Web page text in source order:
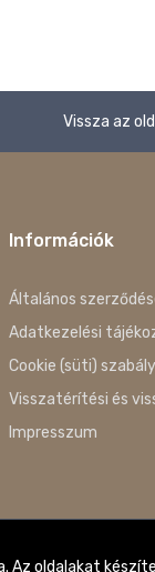
Vissza az
Információk
Általános
Adatkezelési
Cookie (süti)
Visszatérítési és
Impresszum
Az oldalakat